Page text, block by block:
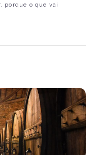
porque o que vai